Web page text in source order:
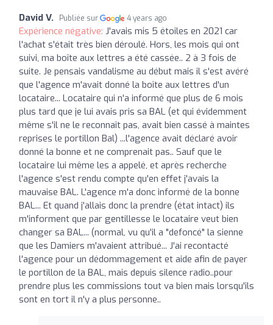
David V. Publiée sur 4 years ago
Expérience négative: J'avais mis 5 étoiles en 2021 car
l'achat s'était très bien déroulé. Hors, les mois qui ont
suivi, ma boîte aux lettres a été cassée.. 2 à 3 fois de
suite. Je pensais vandalisme au début mais il s'est avéré
que l'agence m'avait donné la boîte aux lettres d'un
locataire... Locataire qui n'a informé que plus de 6 mois
plus tard que je lui avais pris sa BAL (et qui évidemment
même s'il ne le reconnaît pas, avait bien cassé à maintes
reprises le portillon Bal) ...l'agence avait déclaré avoir
donné la bonne et ne comprenait pas.. Sauf que le
locataire lui même les a appelé, et après recherche
l'agence s'est rendu compte qu'en effet j'avais la
mauvaise BAL. L'agence m'a donc informé de la bonne
BAL... Et quand j'allais donc la prendre (état intact) ils
m'informent que par gentillesse le locataire veut bien
changer sa BAL... (normal, vu qu'il a "defoncé" la sienne
que les Damiers m'avaient attribué... J'ai recontacté
l'agence pour un dédommagement et aide afin de payer
le portillon de la BAL, mais depuis silence radio..pour
prendre plus les commissions tout va bien mais lorsqu'ils
sont en tort il n'y a plus personne..